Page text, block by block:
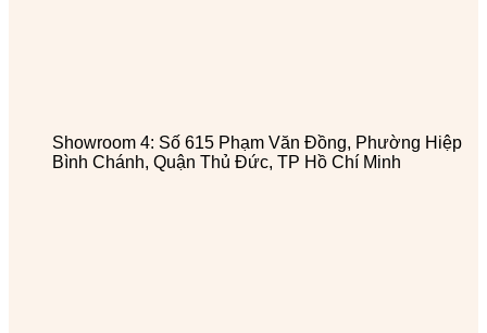
Showroom 4: Số 615 Phạm Văn Đồng, Phường Hiệp
Bình Chánh, Quận Thủ Đức, TP Hồ Chí Minh